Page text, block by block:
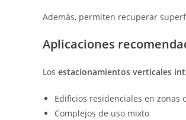
Además, permiten recuperar
Aplicaciones
Los estacionamientos verticales
Edificios residenciales en zonas
Complejos de uso mixto